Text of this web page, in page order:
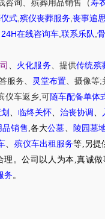
咨询 殡葬用品销售 （寿
式 殡仪丧葬服务 丧事追
24H在线咨询车 ,联系乐队 ,
火化服务 、提供传统殡
服务 灵堂布置 、摄像等;
仪车返乡, 可 随车配备单体
临终关怀 、治丧协调
品销售 ,各大公墓 陵园墓
殡仪车出租服务等,另提
。公司以人为本,真诚
务 。